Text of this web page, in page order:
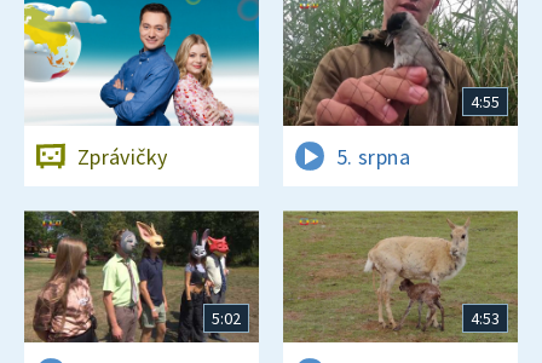
Zprávičky
4:55
5. srpna
5:02 4:53